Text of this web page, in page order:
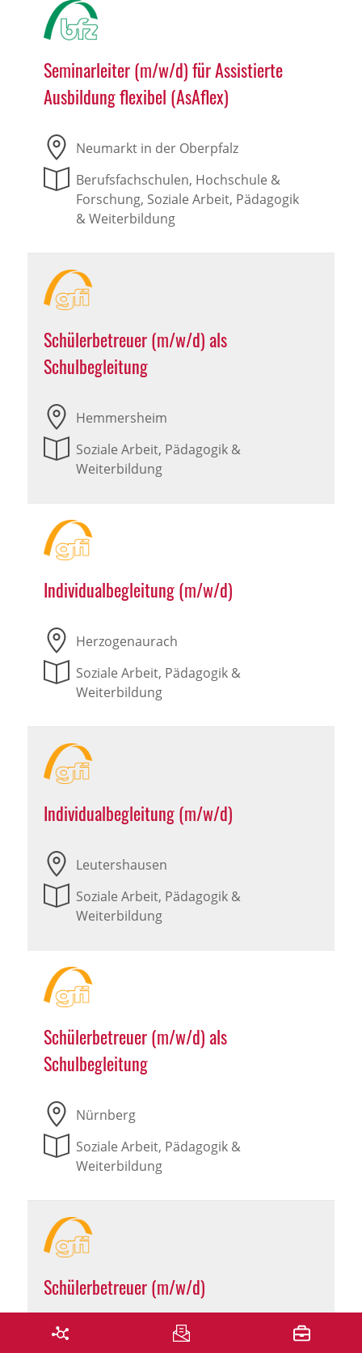
Seminarleiter (m/w/d) für Assistierte
Ausbildung flexibel (AsAflex)
Neumarkt in der Oberpfalz
Berufsfachschulen, Hochschule &
Forschung, Soziale Arbeit, Pädagogik
& Weiterbildung
Schülerbetreuer (m/w/d) als
Schulbegleitung
Hemmersheim
Soziale Arbeit, Pädagogik &
Weiterbildung
Individualbegleitung (m/w/d)
Herzogenaurach
Soziale Arbeit, Pädagogik &
Weiterbildung
Individualbegleitung (m/w/d)
Leutershausen
Soziale Arbeit, Pädagogik &
Weiterbildung
Schülerbetreuer (m/w/d) als
Schulbegleitung
Nürnberg
Soziale Arbeit, Pädagogik &
Weiterbildung
Schülerbetreuer (m/w/d)